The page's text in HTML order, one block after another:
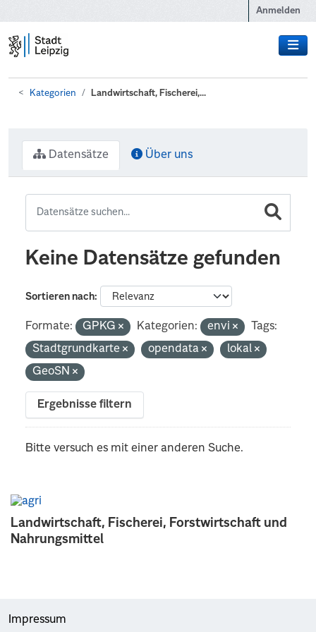
Anmelden
Kategorien Landwirtschaft, Fischerei,...
Landwirtschaft, Fischerei, Forstwirtschaft und
Nahrungsmittel
Datensätze Über uns
Keine Datensätze gefunden
Sortieren nach
Formate: GPKG Kategorien: envi
Tags:
Stadtgrundkarte
opendata
lokal
GeoSN
Ergebnisse filtern
Bitte versuch es mit einer anderen Suche.
Impressum